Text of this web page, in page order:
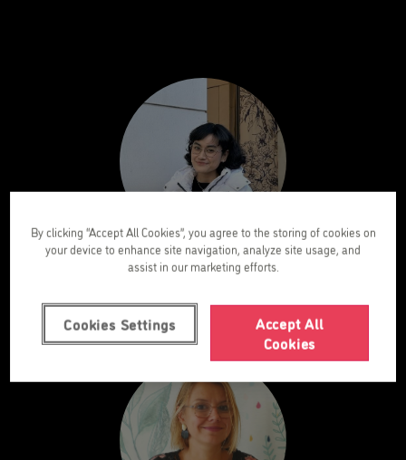
Tika
By clicking “Accept All Cookies”, you agree to the storing of cookies on
your device to enhance site navigation, analyze site usage, and
assist in our marketing efforts.
Accept All
Cookies
Cookies Settings